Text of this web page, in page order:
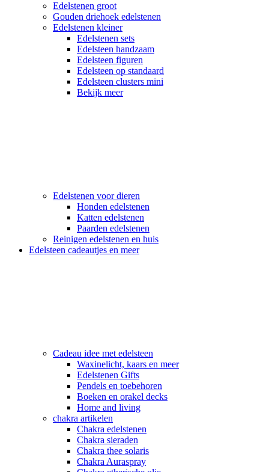
Edelstenen groot
Gouden driehoek edelstenen
Edelstenen kleiner
Edelstenen sets
Edelsteen handzaam
Edelsteen figuren
Edelsteen op standaard
Edelsteen clusters mini
Bekijk meer
Edelstenen voor dieren
Honden edelstenen
Katten edelstenen
Paarden edelstenen
Reinigen edelstenen en huis
Edelsteen cadeautjes en meer
Cadeau idee met edelsteen
Waxinelicht, kaars en meer
Edelstenen Gifts
Pendels en toebehoren
Boeken en orakel decks
Home and living
chakra artikelen
Chakra edelstenen
Chakra sieraden
Chakra thee solaris
Chakra Auraspray